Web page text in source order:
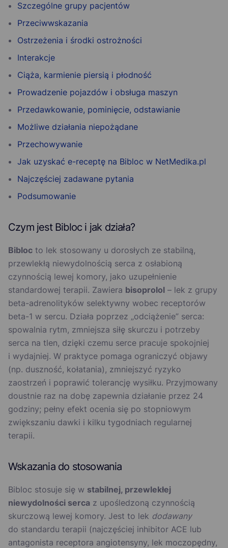
Szczególne grupy pacjentów
Przeciwwskazania
Ostrzeżenia i środki ostrożności
Interakcje
Ciąża, karmienie piersią i płodność
Prowadzenie pojazdów i obsługa maszyn
Przedawkowanie, pominięcie, odstawianie
Możliwe działania niepożądane
Przechowywanie
Jak uzyskać e-receptę na Bibloc w NetMedika.pl
Najczęściej zadawane pytania
Podsumowanie
Czym jest Bibloc i jak działa?
Bibloc to lek stosowany u dorosłych ze stabilną,
przewlekłą niewydolnością serca z osłabioną
czynnością lewej komory, jako uzupełnienie
standardowej terapii. Zawiera bisoprolol – lek z grupy
beta-adrenolityków selektywny wobec receptorów
beta-1 w sercu. Działa poprzez „odciążenie” serca:
spowalnia rytm, zmniejsza siłę skurczu i potrzeby
serca na tlen, dzięki czemu serce pracuje spokojniej
i wydajniej. W praktyce pomaga ograniczyć objawy
(np. duszność, kołatania), zmniejszyć ryzyko
zaostrzeń i poprawić tolerancję wysiłku. Przyjmowany
doustnie raz na dobę zapewnia działanie przez 24
godziny; pełny efekt ocenia się po stopniowym
zwiększaniu dawki i kilku tygodniach regularnej
terapii.
Wskazania do stosowania
Bibloc stosuje się w stabilnej, przewlekłej
niewydolności serca z upośledzoną czynnością
skurczową lewej komory. Jest to lek dodawany
do standardu terapii (najczęściej inhibitor ACE lub
antagonista receptora angiotensyny, lek moczopędny,